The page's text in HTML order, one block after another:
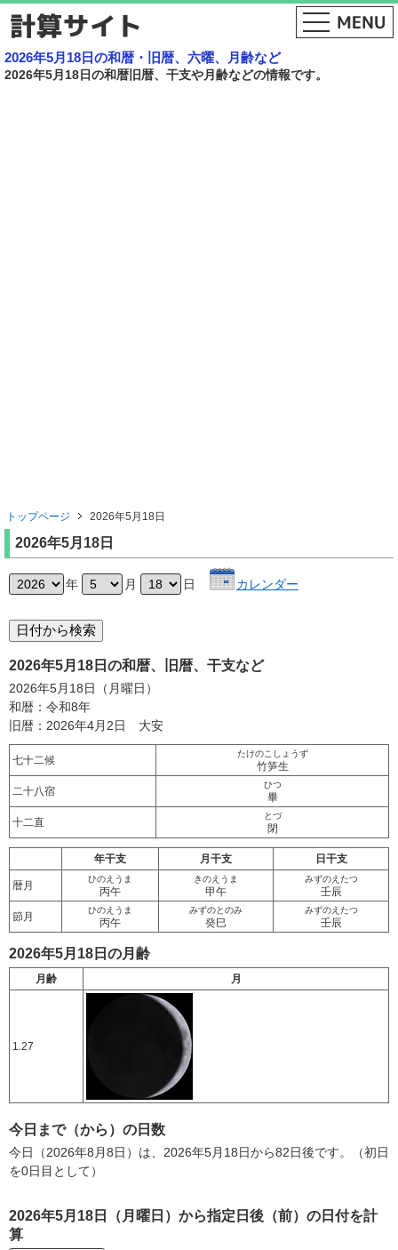
2026年5月18日の和暦・旧暦、六曜、月齢など
2026年5月18日の和暦旧暦、干支や月齢などの情報です。
トップページ 2026年5月18日
2026年5月18日
年 月 日 カレンダー
2026年5月18日の和暦、旧暦、干支など
2026年5月18日（月曜日）
和暦：令和8年
旧暦：2026年4月2日 大安
七十二候
たけのこしょうず
竹笋生
二十八宿
ひつ
畢
十二直
とづ
閉
年干支 月干支 日干支
暦月
ひのえうま
丙午
きのえうま
甲午
みずのえたつ
壬辰
節月
ひのえうま
丙午
みずのとのみ
癸巳
みずのえたつ
壬辰
2026年5月18日の月齢
月齢 月
1.27
今日まで（から）の日数
今日（2026年8月8日）は、2026年5月18日から82日後です。（初日
を0日目として）
2026年5月18日（月曜日）から指定日後（前）の日付を計
算